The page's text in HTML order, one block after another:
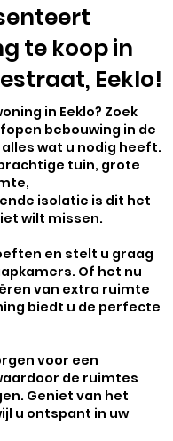
te koop in
Eeklo!
in Eeklo? Zoek
bebouwing in de
wat u nodig heeft.
tuin, grote
isolatie is dit het
wilt missen.
en stelt u graag
Of het nu
van extra ruimte
biedt u de perfecte
voor een
de ruimtes
Geniet van het
u ontspant in uw